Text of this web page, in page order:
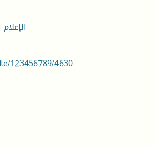
123456789/4630